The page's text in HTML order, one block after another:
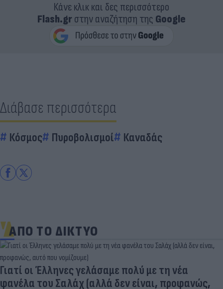
Κάνε κλικ και δες περισσότερο
Flash.grστην αναζήτηση της Google
Διάβασε περισσότερα
Κόσμος Πυροβολισμοί Καναδάς
ΑΠΟ ΤΟ ΔΙΚΤΥΟ